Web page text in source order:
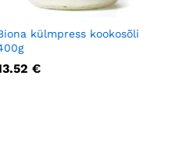
külmpress kookosõli
€